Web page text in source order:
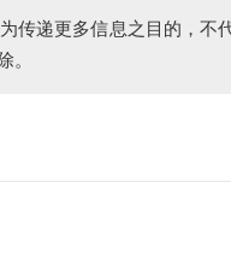
传递更多信息之目的，不
。